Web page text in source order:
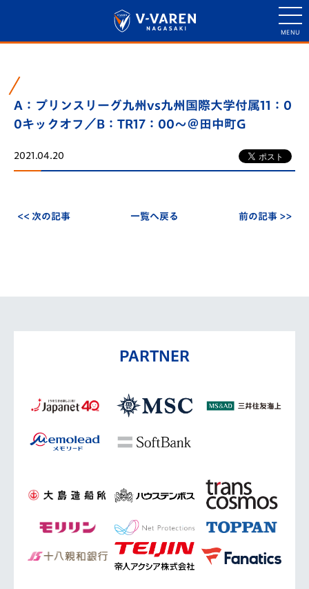
A：プリンスリーグ九州vs九州国際大学付属11：0
0キックオフ／B：TR17：00～＠田中町G
2021.04.20
<< 次の記事 一覧へ戻る 前の記事 >>
PARTNER